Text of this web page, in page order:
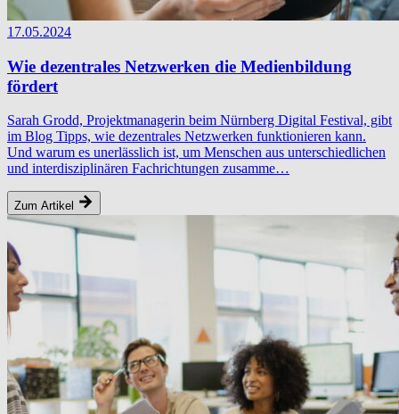
17.05.2024
Wie dezentrales Netzwerken die Medienbildung
fördert
Sarah Grodd, Projektmanagerin beim Nürnberg Digital Festival, gibt
im Blog Tipps, wie dezentrales Netzwerken funktionieren kann.
Und warum es unerlässlich ist, um Menschen aus unterschiedlichen
und interdisziplinären Fachrichtungen zusamme…
Zum Artikel